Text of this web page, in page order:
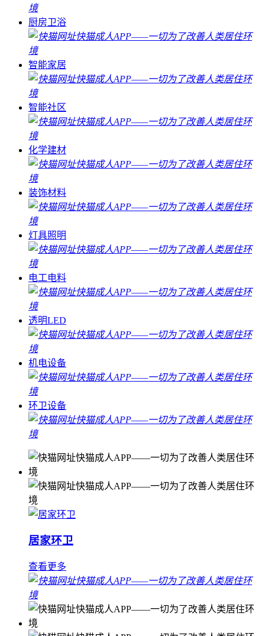
厨房卫浴
智能家居
智能社区
化学建材
装饰材料
灯具照明
电工电料
透明LED
机电设备
环卫设备
居家环卫
查看更多